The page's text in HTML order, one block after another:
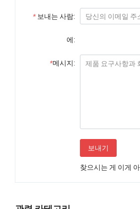
* 보내는 사람:
에:
*메시지:
보내기
찾으시는 게 이게